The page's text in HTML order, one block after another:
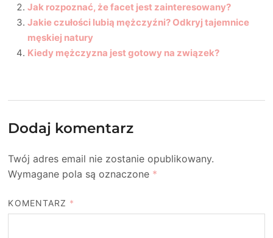
Jak rozpoznać, że facet jest zainteresowany?
Jakie czułości lubią mężczyźni? Odkryj tajemnice
męskiej natury
Kiedy mężczyzna jest gotowy na związek?
Dodaj komentarz
Twój adres email nie zostanie opublikowany.
Wymagane pola są oznaczone *
KOMENTARZ *